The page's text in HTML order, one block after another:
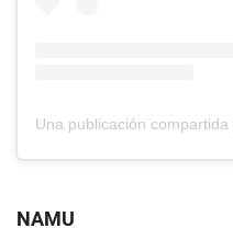
NAMU